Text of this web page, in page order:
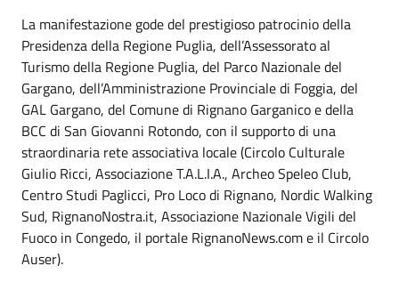
La manifestazione gode del prestigioso patrocinio della
Presidenza della Regione Puglia, dell’Assessorato al
Turismo della Regione Puglia, del Parco Nazionale del
Gargano, dell’Amministrazione Provinciale di Foggia, del
GAL Gargano, del Comune di Rignano Garganico e della
BCC di San Giovanni Rotondo, con il supporto di una
straordinaria rete associativa locale (Circolo Culturale
Giulio Ricci, Associazione T.A.L.I.A., Archeo Speleo Club,
Centro Studi Paglicci, Pro Loco di Rignano, Nordic Walking
Sud, RignanoNostra.it, Associazione Nazionale Vigili del
Fuoco in Congedo, il portale RignanoNews.com e il Circolo
Auser).